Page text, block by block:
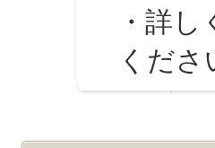
・詳し
くださ